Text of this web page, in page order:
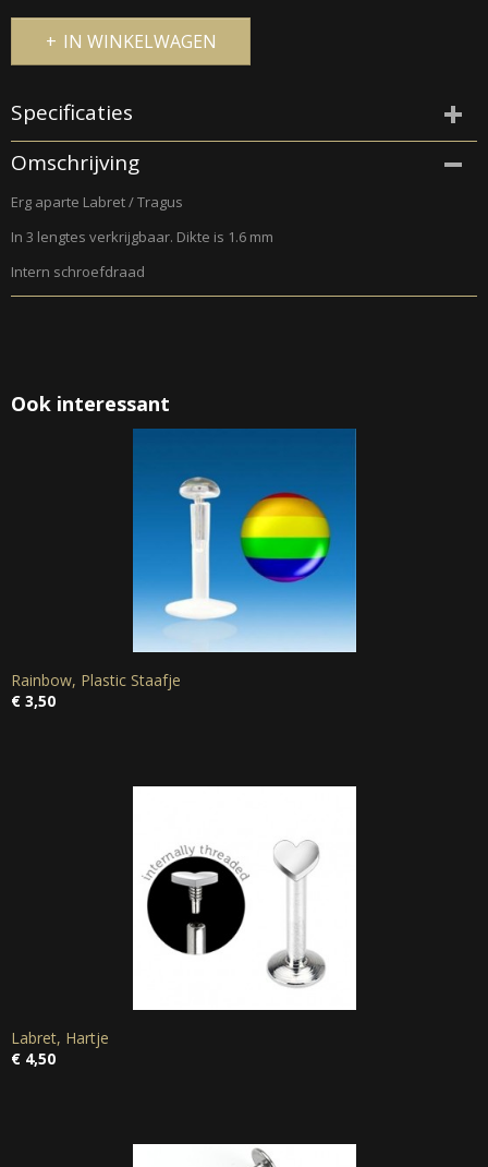
IN WINKELWAGEN
Specificaties
Productcode
096-117
Omschrijving
Erg aparte Labret / Tragus
In 3 lengtes verkrijgbaar. Dikte is 1.6 mm
Intern schroefdraad
Ook interessant
Rainbow, Plastic Staafje
€ 3,50
Labret, Hartje
€ 4,50